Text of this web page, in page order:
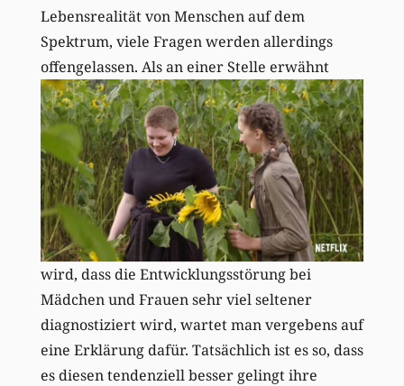
Lebensrealität von Menschen auf dem
Spektrum, viele Fragen werden allerdings
offengelassen. Als an einer Stelle erwähnt
wird, dass die Entwicklungsstörung bei
Mädchen und Frauen sehr viel seltener
diagnostiziert wird, wartet man vergebens auf
eine Erklärung dafür. Tatsächlich ist es so, dass
es diesen tendenziell besser gelingt ihre